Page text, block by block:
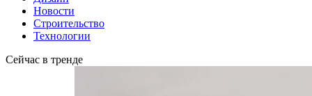
Новости
Строительство
Технологии
Сейчас в тренде